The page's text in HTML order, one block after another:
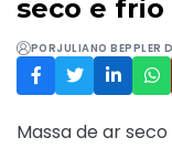
seco e
PORJULIANO BEPPLER
Massa de ar